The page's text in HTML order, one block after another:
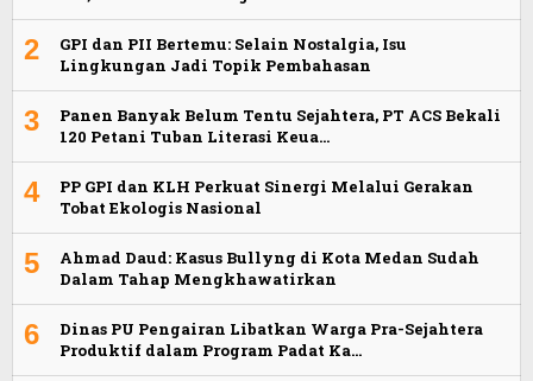
2
GPI dan PII Bertemu: Selain Nostalgia, Isu
Lingkungan Jadi Topik Pembahasan
3
Panen Banyak Belum Tentu Sejahtera, PT ACS Bekali
120 Petani Tuban Literasi Keua…
4
PP GPI dan KLH Perkuat Sinergi Melalui Gerakan
Tobat Ekologis Nasional
5
Ahmad Daud: Kasus Bullyng di Kota Medan Sudah
Dalam Tahap Mengkhawatirkan
6
Dinas PU Pengairan Libatkan Warga Pra-Sejahtera
Produktif dalam Program Padat Ka…